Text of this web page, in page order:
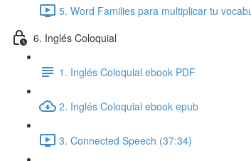
5. Word Families para multiplicar tu
6. Inglés Coloquial
1. Inglés Coloquial ebook PDF
2. Inglés Coloquial ebook epub
3. Connected Speech (37:34)